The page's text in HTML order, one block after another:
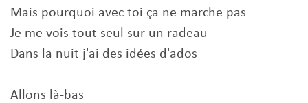
Mais pourquoi avec toi ça ne marche pas
Je me vois tout seul sur un radeau
Dans la nuit j'ai des idées d'ados
Allons là-bas